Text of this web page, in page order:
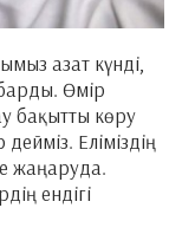
азат күнді,
Өмір
бақытты көру
Еліміздің
жаңаруда.
ендігі